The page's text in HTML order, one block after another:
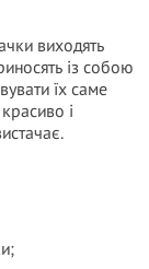
виходять
із собою
їх саме
і